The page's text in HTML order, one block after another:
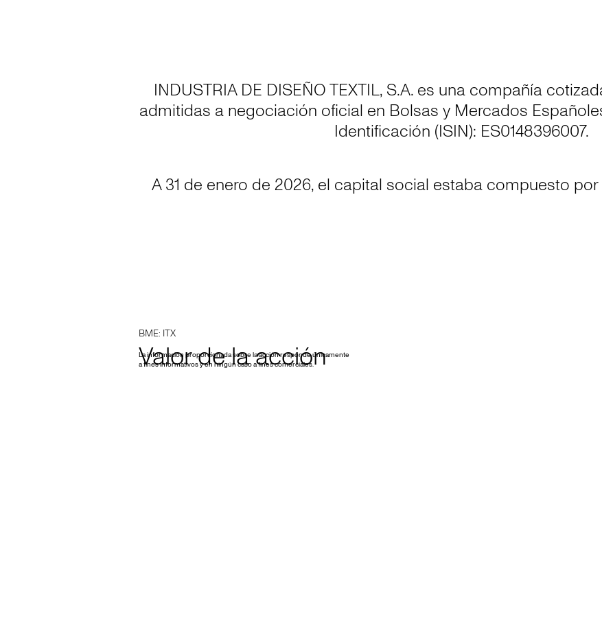
INDUSTRIA DE DISEÑO TEXTIL, S.A. es una compañía
admitidas a negociación oficial en Bolsas y Mercados
Identificación (ISIN): ES0148396007.
A 31 de enero de 2026, el capital social estaba compuesto por